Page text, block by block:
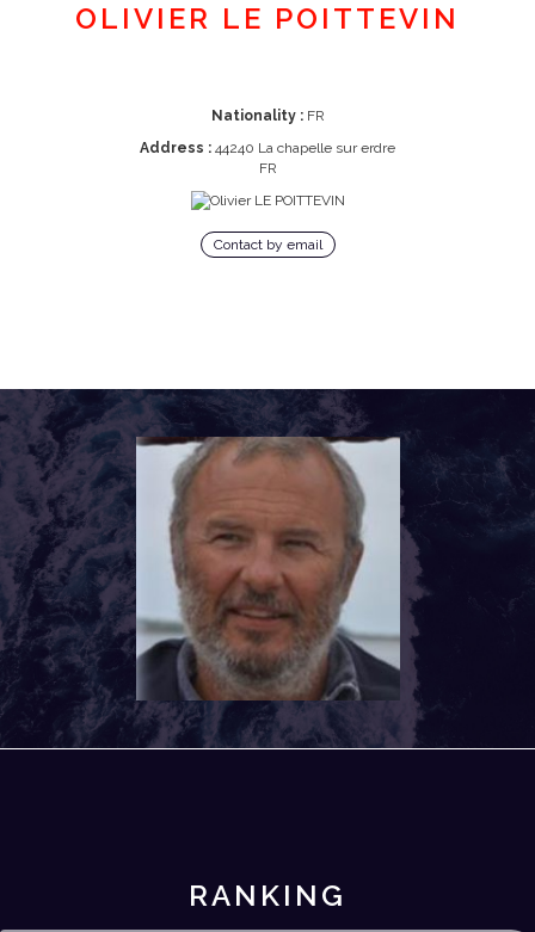
OLIVIER LE POITTEVIN
Nationality :FR
Address : 44240 La chapelle sur erdre
FR
Contact by email
RANKING